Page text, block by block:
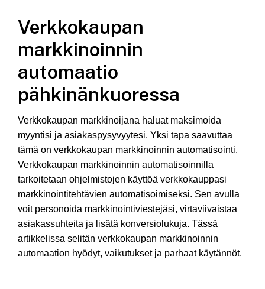
Verkkokaupan
markkinoinnin
automaatio
pähkinänkuoressa
Verkkokaupan markkinoijana haluat maksimoida
myyntisi ja asiakaspysyvyytesi. Yksi tapa saavuttaa
tämä on verkkokaupan markkinoinnin automatisointi.
Verkkokaupan markkinoinnin automatisoinnilla
tarkoitetaan ohjelmistojen käyttöä verkkokauppasi
markkinointitehtävien automatisoimiseksi. Sen avulla
voit personoida markkinointiviestejäsi, virtaviivaistaa
asiakassuhteita ja lisätä konversiolukuja. Tässä
artikkelissa selitän verkkokaupan markkinoinnin
automaation hyödyt, vaikutukset ja parhaat käytännöt.